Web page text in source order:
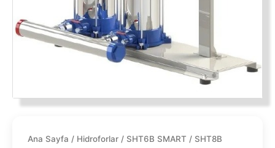
Ana Sayfa / Hidroforlar / SHT6B SMART / SHT8B